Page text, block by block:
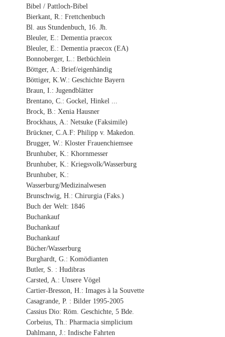
Bibel / Pattloch-Bibel
Bierkant, R.: Frettchenbuch
Bl. aus Stundenbuch, 16. Jh.
Bleuler, E.: Dementia praecox
Bleuler, E.: Dementia praecox (EA)
Bonnoberger, L.: Betbüchlein
Böttger, A.: Brief/eigenhändig
Böttiger, K.W.: Geschichte Bayern
Braun, I.: Jugendblätter
Brentano, C.: Gockel, Hinkel ...
Brock, B.: Xenia Hausner
Brockhaus, A.: Netsuke (Faksimile)
Brückner, C.A.F: Philipp v. Makedon.
Brugger, W.: Kloster Frauenchiemsee
Brunhuber, K.: Khornmesser
Brunhuber, K.: Kriegsvolk/Wasserburg
Brunhuber, K.:
Wasserburg/Medizinalwesen
Brunschwig, H.: Chirurgia (Faks.)
Buch der Welt: 1846
Buchankauf
Buchankauf
Buchankauf
Bücher/Wasserburg
Burghardt, G.: Komödianten
Butler, S. : Hudibras
Carsted, A.: Unsere Vögel
Cartier-Bresson, H.: Images à la Souvette
Casagrande, P. : Bilder 1995-2005
Cassius Dio: Röm. Geschichte, 5 Bde.
Corbeius, Th.: Pharmacia simplicium
Dahlmann, J.: Indische Fahrten